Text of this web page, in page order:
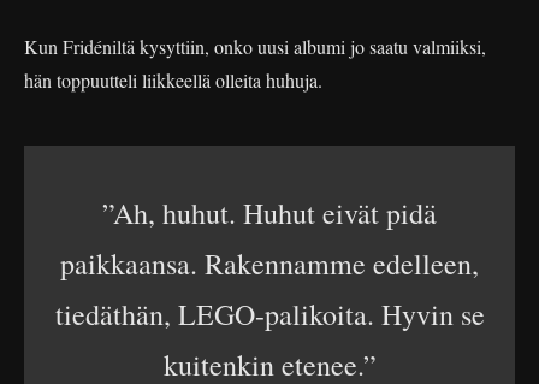
Kun Fridéniltä kysyttiin, onko uusi albumi jo saatu valmiiksi,
hän toppuutteli liikkeellä olleita huhuja.
”Ah, huhut. Huhut eivät pidä
paikkaansa. Rakennamme edelleen,
tiedäthän, LEGO-palikoita. Hyvin se
kuitenkin etenee.”